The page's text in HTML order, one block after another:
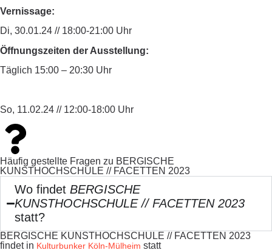
Vernissage:
Di, 30.01.24 // 18:00-21:00 Uhr
Öffnungszeiten der Ausstellung:
Täglich 15:00 – 20:30 Uhr
So, 11.02.24 // 12:00-18:00 Uhr
Häufig gestellte Fragen zu BERGISCHE
KUNSTHOCHSCHULE // FACETTEN 2023
Wo findetBERGISCHE
KUNSTHOCHSCHULE // FACETTEN 2023
statt?
BERGISCHE KUNSTHOCHSCHULE // FACETTEN 2023
findet in Kulturbunker Köln-Mülheim statt